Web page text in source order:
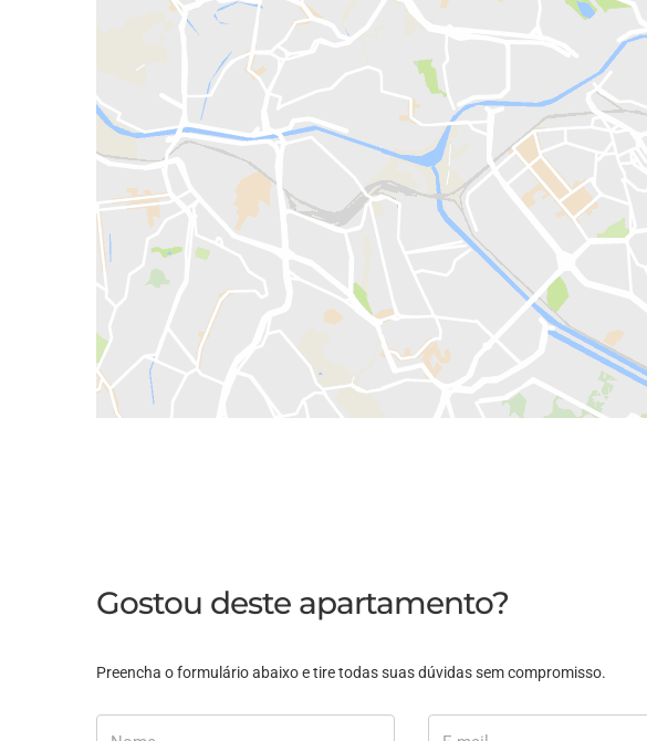
Gostou deste apartamento?
Preencha o formulário abaixo e tire todas suas dúvidas sem compromisso.